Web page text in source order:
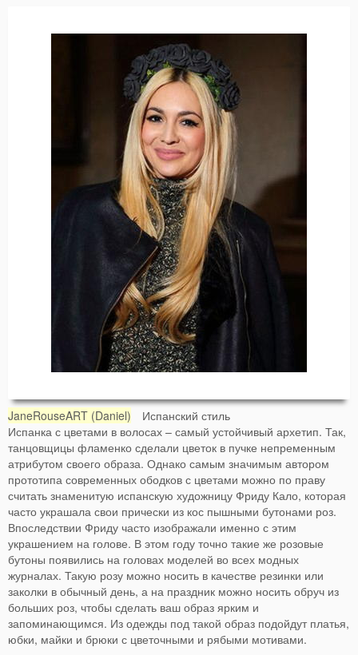
JaneRouseART (Daniel) Испанский стиль
Испанка с цветами в волосах – самый устойчивый архетип. Так,
танцовщицы фламенко сделали цветок в пучке непременным
атрибутом своего образа. Однако самым значимым автором
прототипа современных ободков с цветами можно по праву
считать знаменитую испанскую художницу Фриду Кало, которая
часто украшала свои прически из кос пышными бутонами роз.
Впоследствии Фриду часто изображали именно с этим
украшением на голове. В этом году точно такие же розовые
бутоны появились на головах моделей во всех модных
журналах. Такую розу можно носить в качестве резинки или
заколки в обычный день, а на праздник можно носить обруч из
больших роз, чтобы сделать ваш образ ярким и
запоминающимся. Из одежды под такой образ подойдут платья,
юбки, майки и брюки с цветочными и рябыми мотивами.